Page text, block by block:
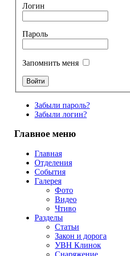
Логин
Пароль
Запомнить меня
Забыли пароль?
Забыли логин?
Главное меню
Главная
Отделения
События
Галерея
Фото
Видео
Чтиво
Разделы
Статьи
Закон и дорога
УВН Клинок